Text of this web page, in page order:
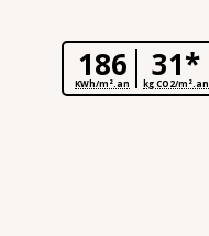
186
KWh/m².an 31*
kg CO2/m².an